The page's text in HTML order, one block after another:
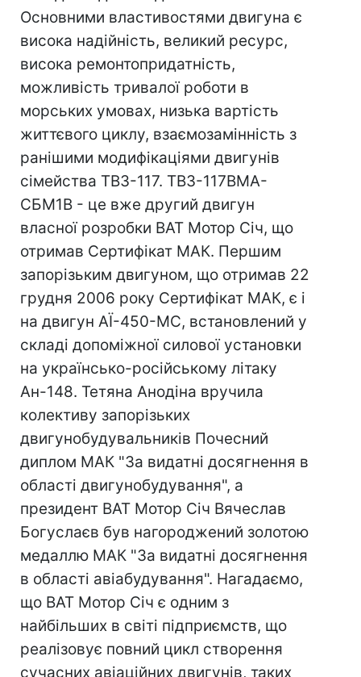
Основними властивостями двигуна є
висока надійність, великий ресурс,
висока ремонтопридатність,
можливість тривалої роботи в
морських умовах, низька вартість
життєвого циклу, взаємозамінність з
ранішими модифікаціями двигунів
сімейства ТВ3-117. ТВ3-117ВМА-
СБМ1В - це вже другий двигун
власної розробки ВАТ Мотор Сiч, що
отримав Сертифікат МАК. Першим
запорізьким двигуном, що отримав 22
грудня 2006 року Сертифікат МАК, є i
на двигун АЇ-450-МС, встановлений у
складі допоміжної силової установки
на українсько-російському літаку
Ан-148. Тетяна Анодіна вручила
колективу запорізьких
двигунобудувальникiв Почесний
диплом МАК "За видатні досягнення в
області двигунобудування", а
президент ВАТ Мотор Сiч Вячеслав
Богуслаєв був нагороджений золотою
медаллю МАК "За видатні досягнення
в області авіабудування". Нагадаємо,
що ВАТ Мотор Сiч є одним з
найбільших в світі підприємств, що
реалізовує повний цикл створення
сучасних авіаційних двигунів, таких